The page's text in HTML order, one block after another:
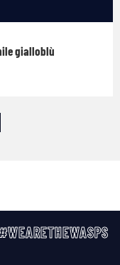
gialloblù